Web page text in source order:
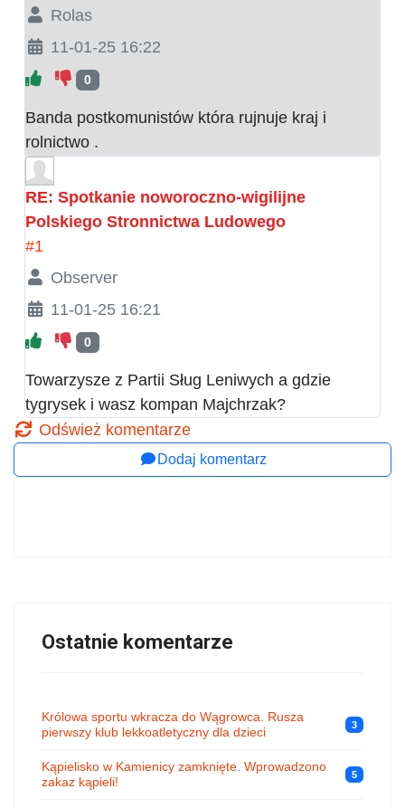
Rolas
11-01-25 16:22
0
Banda postkomunistów która rujnuje kraj i
rolnictwo .
RE: Spotkanie noworoczno-wigilijne
Polskiego Stronnictwa Ludowego
#1
Observer
11-01-25 16:21
0
Towarzysze z Partii Sług Leniwych a gdzie
tygrysek i wasz kompan Majchrzak?
Odśwież komentarze
Dodaj komentarz
Ostatnie komentarze
Królowa sportu wkracza do Wągrowca. Rusza
pierwszy klub lekkoatletyczny dla dzieci
3
Kąpielisko w Kamienicy zamknięte. Wprowadzono
zakaz kąpieli!
5